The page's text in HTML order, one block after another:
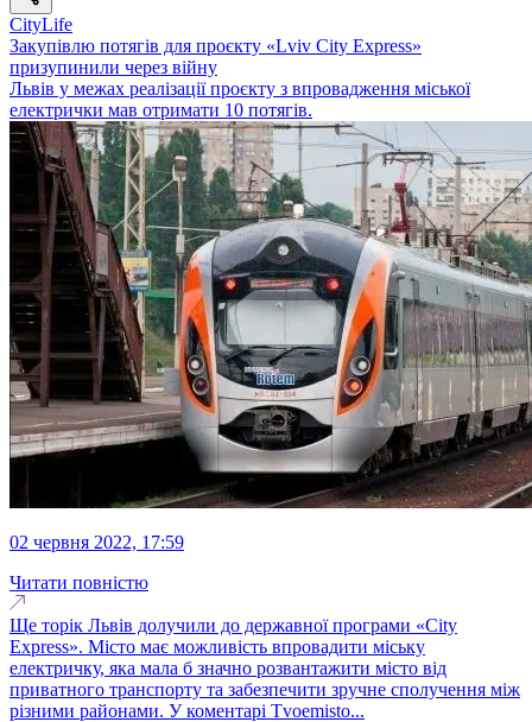
CityLife
Закупівлю потягів для проєкту «Lviv City Express»
призупинили через війну
Львів у межах реалізації проєкту з впровадження міської
електрички мав отримати 10 потягів.
02 червня 2022, 17:59
Читати повністю
Ще торік Львів долучили до державної програми «City
Express». Місто має можливість впровадити міську
електричку, яка мала б значно розвантажити місто від
приватного транспорту та забезпечити зручне сполучення між
різними районами. У коментарі Tvoemisto...